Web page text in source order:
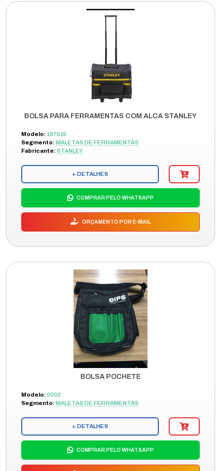
BOLSA PARA FERRAMENTAS COM ALCA STANLEY
Modelo: 197515
Segmento: MALETAS DE FERRAMENTAS
Fabricante: STANLEY
+ DETALHES
COMPRAR PELO WHATSAPP
ORÇAMENTO POR E-MAIL
BOLSA POCHETE
Modelo: 0002
Segmento: MALETAS DE FERRAMENTAS
+ DETALHES
COMPRAR PELO WHATSAPP